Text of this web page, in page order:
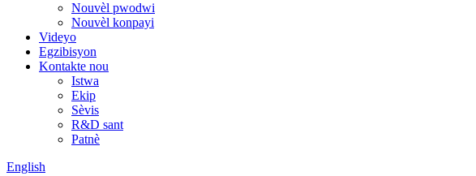
Nouvèl pwodwi
Nouvèl konpayi
Videyo
Egzibisyon
Kontakte nou
Istwa
Ekip
Sèvis
R&D sant
Patnè
English